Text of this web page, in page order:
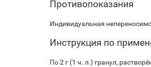
Противопоказания
Индивидуальная
Инструкция по
По 2 г (1 ч. л.) гранул,